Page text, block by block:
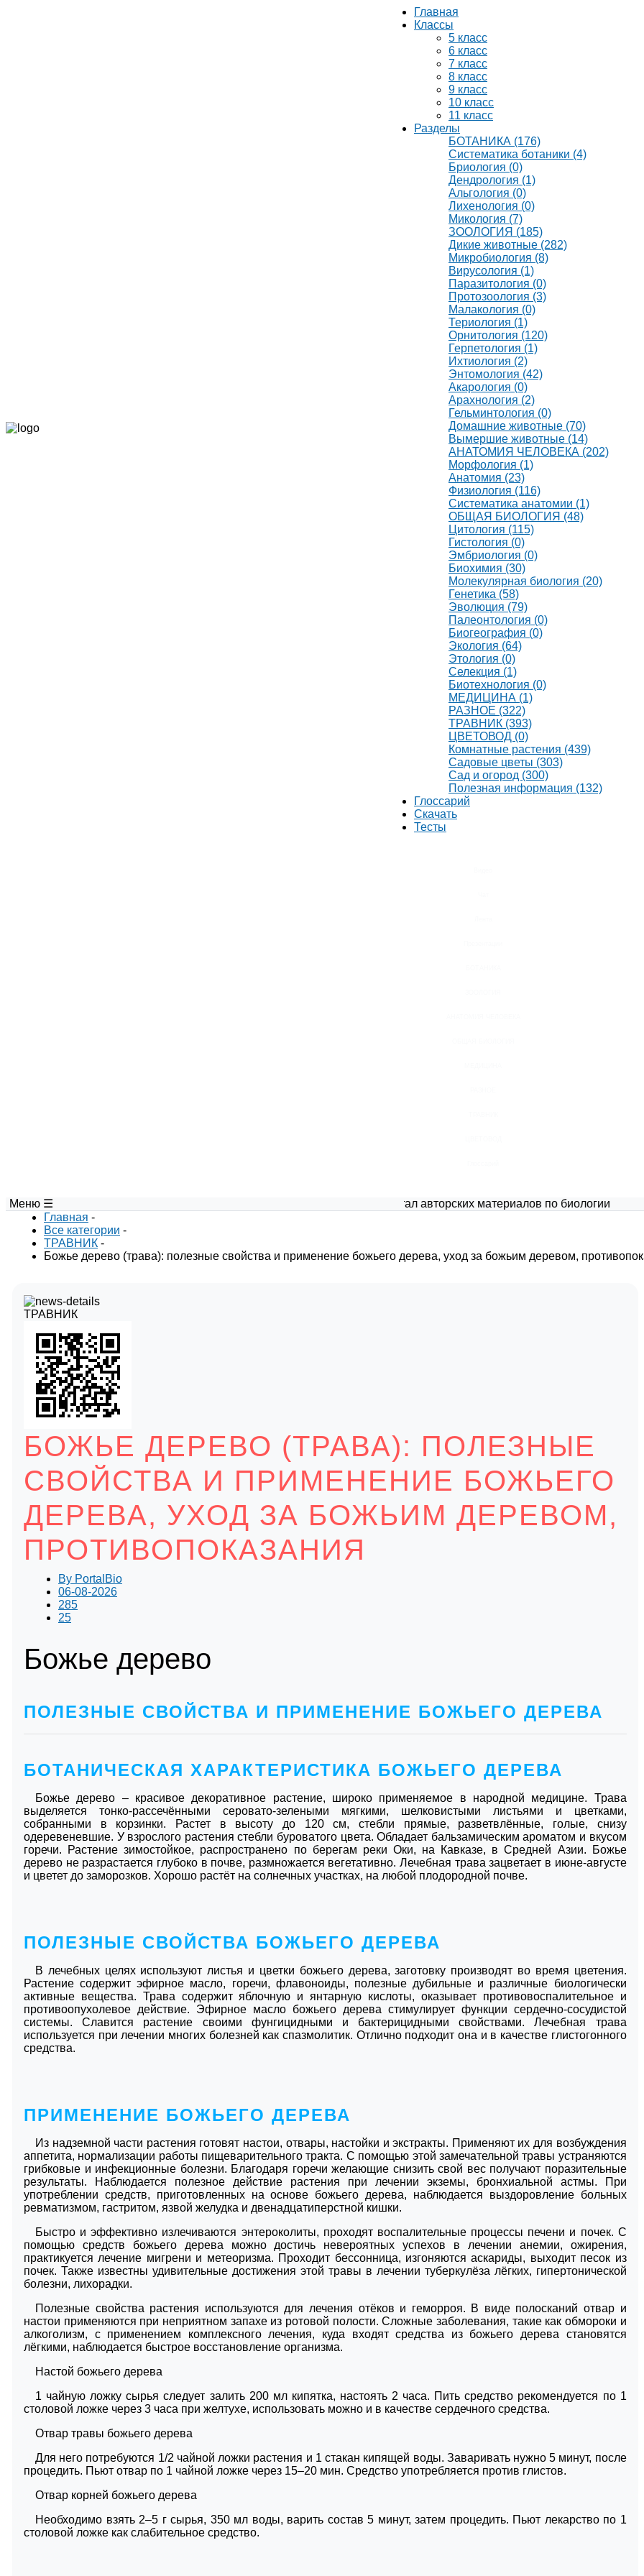
Главная
Классы
5 класс
6 класс
7 класс
8 класс
9 класс
10 класс
11 класс
Разделы
БОТАНИКА (176)
Систематика ботаники (4)
Бриология (0)
Дендрология (1)
Альгология (0)
Лихенология (0)
Микология (7)
ЗООЛОГИЯ (185)
Дикие животные (282)
Микробиология (8)
Вирусология (1)
Паразитология (0)
Протозоология (3)
Малакология (0)
Териология (1)
Орнитология (120)
Герпетология (1)
Ихтиология (2)
Энтомология (42)
Акарология (0)
Арахнология (2)
Гельминтология (0)
Домашние животные (70)
Вымершие животные (14)
АНАТОМИЯ ЧЕЛОВЕКА (202)
Морфология (1)
Анатомия (23)
Физиология (116)
Систематика анатомии (1)
ОБЩАЯ БИОЛОГИЯ (48)
Цитология (115)
Гистология (0)
Эмбриология (0)
Биохимия (30)
Молекулярная биология (20)
Генетика (58)
Эволюция (79)
Палеонтология (0)
Биогеография (0)
Экология (64)
Этология (0)
Селекция (1)
Биотехнология (0)
МЕДИЦИНА (1)
РАЗНОЕ (322)
ТРАВНИК (393)
ЦВЕТОВОД (0)
Комнатные растения (439)
Садовые цветы (303)
Сад и огород (300)
Полезная информация (132)
Глоссарий
Скачать
Тесты
Меню ☰
Портал авторских материалов по биологии
Главная -
Все категории -
ТРАВНИК -
Божье дерево (трава): полезные свойства и применение божьего дерева, уход за божьим деревом,
ТРАВНИК
БОЖЬЕ ДЕРЕВО (ТРАВА): ПОЛЕЗНЫЕ
СВОЙСТВА И ПРИМЕНЕНИЕ БОЖЬЕГО
ДЕРЕВА, УХОД ЗА БОЖЬИМ ДЕРЕВОМ,
ПРОТИВОПОКАЗАНИЯ
By PortalBio
06-08-2026
285
25
Божье дерево
ПОЛЕЗНЫЕ СВОЙСТВА И ПРИМЕНЕНИЕ БОЖЬЕГО ДЕРЕВА
БОТАНИЧЕСКАЯ ХАРАКТЕРИСТИКА БОЖЬЕГО ДЕРЕВА
Божье дерево – красивое декоративное растение, широко применяемое в народной медицине. Трава
выделяется тонко-рассечёнными серовато-зелеными мягкими, шелковистыми листьями и цветками,
собранными в корзинки. Растет в высоту до 120 см, стебли прямые, разветвлённые, голые, снизу
одеревеневшие. У взрослого растения стебли буроватого цвета. Обладает бальзамическим ароматом и вкусом
горечи. Растение зимостойкое, распространено по берегам реки Оки, на Кавказе, в Средней Азии. Божье
дерево не разрастается глубоко в почве, размножается вегетативно. Лечебная трава зацветает в июне-августе
и цветет до заморозков. Хорошо растёт на солнечных участках, на любой плодородной почве.
ПОЛЕЗНЫЕ СВОЙСТВА БОЖЬЕГО ДЕРЕВА
В лечебных целях используют листья и цветки божьего дерева, заготовку производят во время цветения.
Растение содержит эфирное масло, горечи, флавоноиды, полезные дубильные и различные биологически
активные вещества. Трава содержит яблочную и янтарную кислоты, оказывает противовоспалительное и
противоопухолевое действие. Эфирное масло божьего дерева стимулирует функции сердечно-сосудистой
системы. Славится растение своими фунгицидными и бактерицидными свойствами. Лечебная трава
используется при лечении многих болезней как спазмолитик. Отлично подходит она и в качестве глистогонного
средства.
ПРИМЕНЕНИЕ БОЖЬЕГО ДЕРЕВА
Из надземной части растения готовят настои, отвары, настойки и экстракты. Применяют их для возбуждения
аппетита, нормализации работы пищеварительного тракта. С помощью этой замечательной травы устраняются
грибковые и инфекционные болезни. Благодаря горечи желающие снизить свой вес получают поразительные
результаты. Наблюдается полезное действие растения при лечении экземы, бронхиальной астмы. При
употреблении средств, приготовленных на основе божьего дерева, наблюдается выздоровление больных
ревматизмом, гастритом, язвой желудка и двенадцатиперстной кишки.
Быстро и эффективно излечиваются энтероколиты, проходят воспалительные процессы печени и почек. С
помощью средств божьего дерева можно достичь невероятных успехов в лечении анемии, ожирения,
практикуется лечение мигрени и метеоризма. Проходит бессонница, изгоняются аскариды, выходит песок из
почек. Также известны удивительные достижения этой травы в лечении туберкулёза лёгких, гипертонической
болезни, лихорадки.
Полезные свойства растения используются для лечения отёков и геморроя. В виде полосканий отвар и
настои применяются при неприятном запахе из ротовой полости. Сложные заболевания, такие как обмороки и
алкоголизм, с применением комплексного лечения, куда входят средства из божьего дерева становятся
лёгкими, наблюдается быстрое восстановление организма.
Настой божьего дерева
1 чайную ложку сырья следует залить 200 мл кипятка, настоять 2 часа. Пить средство рекомендуется по 1
столовой ложке через 3 часа при желтухе, использовать можно и в качестве сердечного средства.
Отвар травы божьего дерева
Для него потребуются 1/2 чайной ложки растения и 1 стакан кипящей воды. Заваривать нужно 5 минут, после
процедить. Пьют отвар по 1 чайной ложке через 15–20 мин. Средство употребляется против глистов.
Отвар корней божьего дерева
Необходимо взять 2–5 г сырья, 350 мл воды, варить состав 5 минут, затем процедить. Пьют лекарство по 1
столовой ложке как слабительное средство.